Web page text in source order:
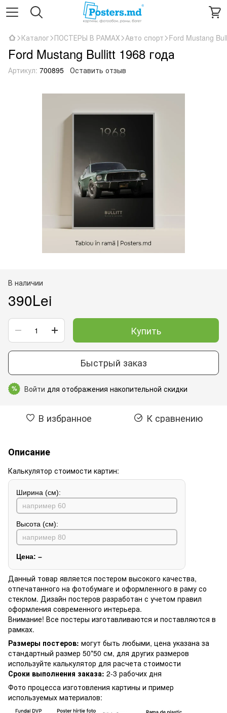
Каталог ПОСТЕРЫ В РАМАХ Авто спорт Ford Mustang
Ford Mustang Bullitt 1968 года
Артикул: 700895 Оставить отзыв
В наличии
390Lei
Купить
Быстрый заказ
% Войти для отображения накопительной скидки
В избранное К сравнению
Описание
Калькулятор стоимости картин:
Ширина (см):
Высота (см):
Цена: –
Данный товар является постером высокого качества,
отпечатанного на фотобумаге и оформленного в раму со
стеклом. Дизайн постеров разработан с учетом правил
оформления современного интерьера.
Внимание! Все постеры изготавливаются и поставляются в
рамках.
Размеры постеров: могут быть любыми, цена указана за
стандартный размер 50*50 см, для других размеров
используйте калькулятор для расчета стоимости
Сроки выполнения заказа: 2-3 рабочих дня
Фото процесса изготовления картины и пример
используемых материалов: